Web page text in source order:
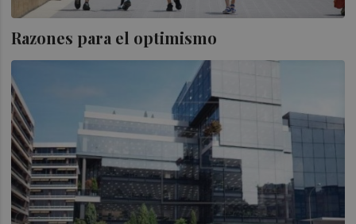
Razones para el optimismo